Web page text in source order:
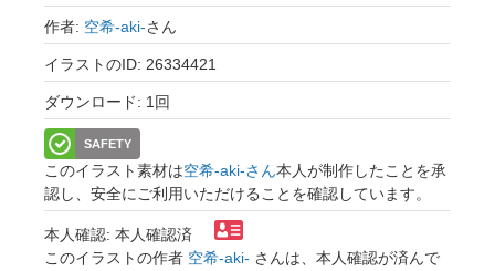
作者: 空希-aki-さん
イラストのID: 26334421
ダウンロード: 1回
SAFETY
このイラスト素材は空希-aki-さん本人が制作したことを承
認し、安全にご利用いただけることを確認しています。
本人確認: 本人確認済
このイラストの作者 空希-aki- さんは、本人確認が済んで